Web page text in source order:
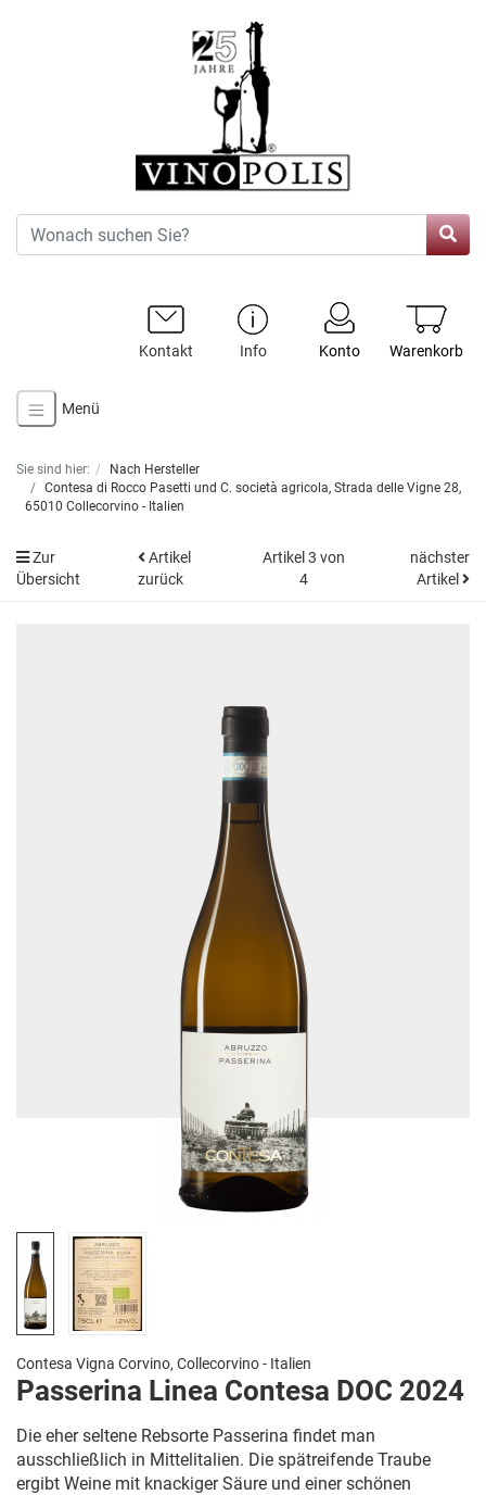
Warenkorb
Konto
Info
Kontakt
Menü
Sie sind hier:
Nach Hersteller
Contesa di Rocco Pasetti und C. società agricola, Strada delle Vigne 28,
65010 Collecorvino - Italien
Zur
Übersicht
Artikel
zurück
Artikel 3 von
4
nächster
Artikel
Contesa Vigna Corvino, Collecorvino - Italien
Passerina Linea Contesa DOC 2024
Die eher seltene Rebsorte Passerina findet man
ausschließlich in Mittelitalien. Die spätreifende Traube
ergibt Weine mit knackiger Säure und einer schönen